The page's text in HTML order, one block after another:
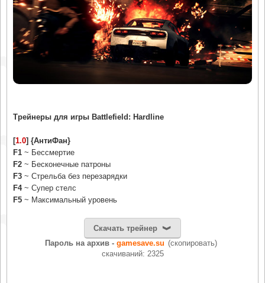
Трейнеры для игры Battlefield: Hardline
[1.0] {АнтиФан}
F1 ~ Бессмертие
F2 ~ Бесконечные патроны
F3 ~ Стрельба без перезарядки
F4~ Супер стелс
F5 ~ Максимальный уровень
Скачать трейнер
Пароль на архив - gamesave.su (скопировать)
cкачиваний: 2325